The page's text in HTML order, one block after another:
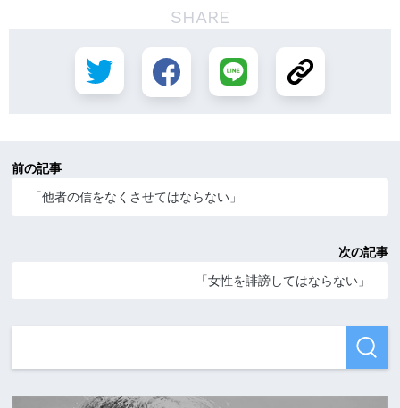
SHARE
前の記事
「他者の信をなくさせてはならない」
次の記事
「女性を誹謗してはならない」